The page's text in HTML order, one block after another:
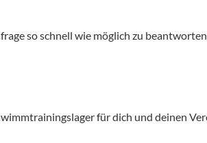
so schnell wie möglich zu
für dich und deinen